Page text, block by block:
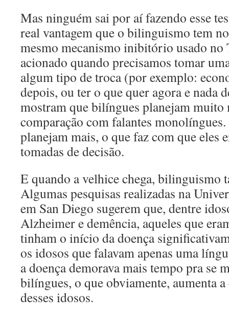
Mas ninguém sai por aí fazendo esse
real vantagem que o bilinguismo tem
mesmo mecanismo inibitório usado no
acionado quando precisamos tomar
algum tipo de troca (por exemplo:
depois, ou ter o que quer agora e nada
mostram que bilíngues planejam muito
comparação com falantes
planejam mais, o que faz com que eles
tomadas de decisão.
E quando a velhice chega, bilinguismo
Algumas pesquisas realizadas na
em San Diego sugerem que, dentre
Alzheimer e demência, aqueles que
tinham o início da doença
os idosos que falavam apenas uma
a doença demorava mais tempo pra se
bilíngues, o que obviamente, aumenta
desses idosos.